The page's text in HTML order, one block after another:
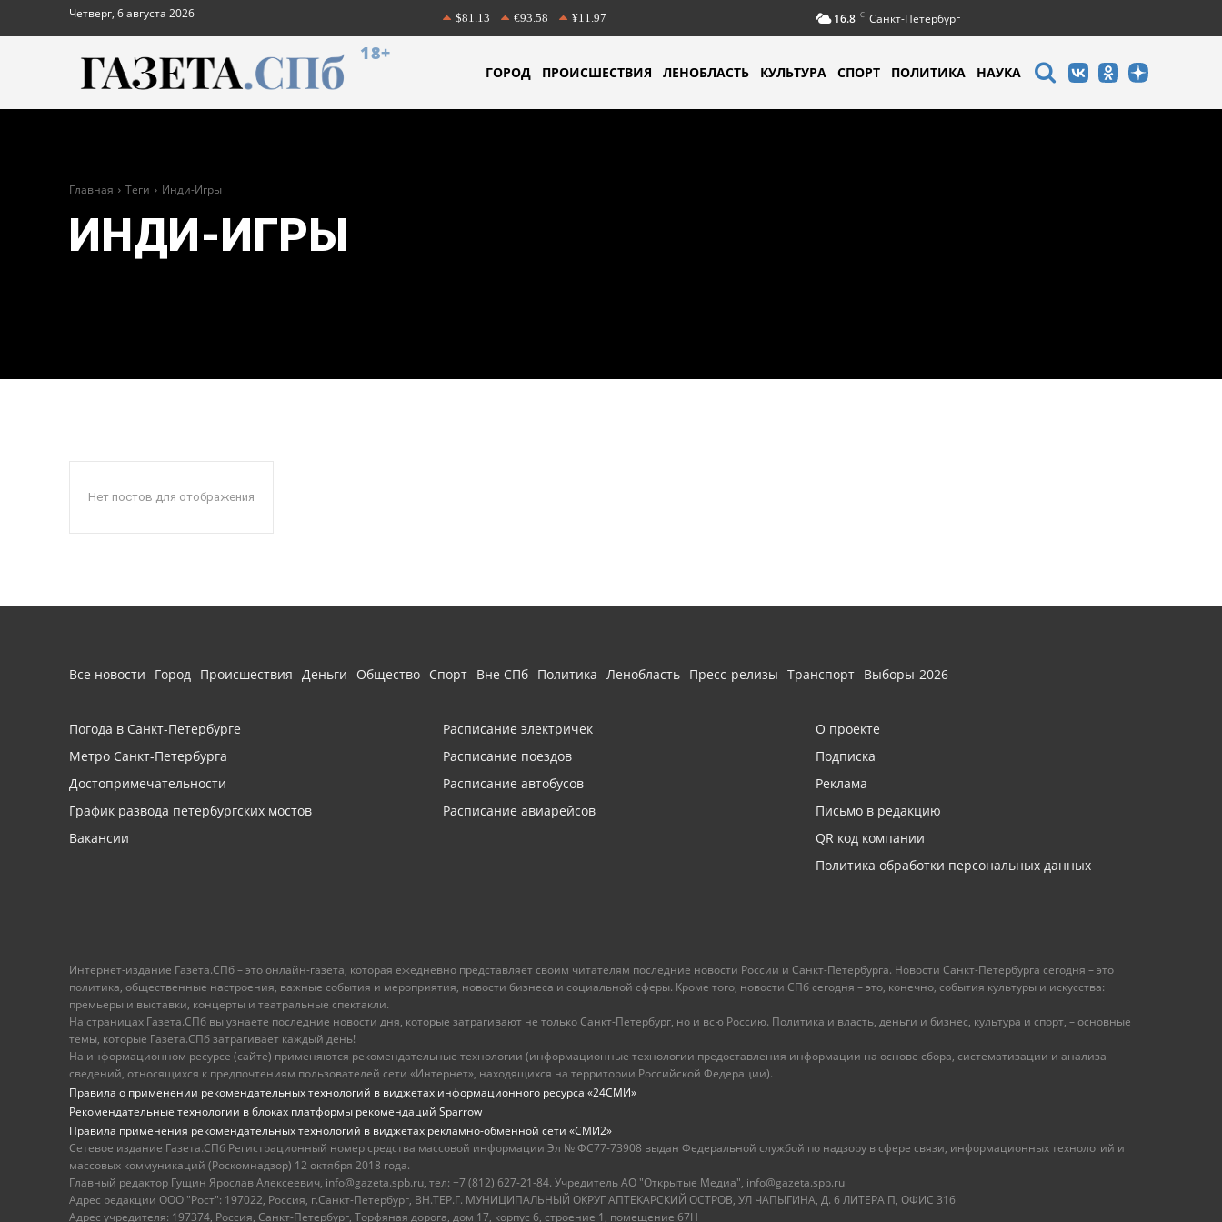
Четверг, 6 августа 2026 $81.13 €93.58 ¥11.97 16.8 C Санкт-Петербург
18+
ГОРОД ПРОИСШЕСТВИЯ ЛЕНОБЛАСТЬ КУЛЬТУРА СПОРТ ПОЛИТИКА НАУКА
Главная Теги Инди-Игры
ИНДИ-ИГРЫ
Нет постов для отображения
Все новости Город Происшествия Деньги Общество Спорт Вне СПб Политика Ленобласть Пресс-релизы Транспорт Выборы-2026
Погода в Санкт-Петербурге
Метро Санкт-Петербурга
Достопримечательности
График развода петербургских мостов
Вакансии
Расписание электричек
Расписание поездов
Расписание автобусов
Расписание авиарейсов
О проекте
Подписка
Реклама
Письмо в редакцию
QR код компании
Политика обработки персональных данных
Интернет-издание Газета.СПб – это онлайн-газета, которая ежедневно представляет своим читателям последние новости России и Санкт-Петербурга. Новости Санкт-Петербурга сегодня – это
политика, общественные настроения, важные события и мероприятия, новости бизнеса и социальной сферы. Кроме того, новости СПб сегодня – это, конечно, события культуры и искусства:
премьеры и выставки, концерты и театральные спектакли.
На страницах Газета.СПб вы узнаете последние новости дня, которые затрагивают не только Санкт-Петербург, но и всю Россию. Политика и власть, деньги и бизнес, культура и спорт, – основные
темы, которые Газета.СПб затрагивает каждый день!
На информационном ресурсе (сайте) применяются рекомендательные технологии (информационные технологии предоставления информации на основе сбора, систематизации и анализа
сведений, относящихся к предпочтениям пользователей сети «Интернет», находящихся на территории Российской Федерации).
Правила о применении рекомендательных технологий в виджетах информационного ресурса «24СМИ»
Рекомендательные технологии в блоках платформы рекомендаций Sparrow
Правила применения рекомендательных технологий в виджетах рекламно-обменной сети «СМИ2»
Сетевое издание Газета.СПб Регистрационный номер средства массовой информации Эл № ФС77-73908 выдан Федеральной службой по надзору в сфере связи, информационных технологий и
массовых коммуникаций (Роскомнадзор) 12 октября 2018 года.
Главный редактор Гущин Ярослав Алексеевич, info@gazeta.spb.ru, тел: +7 (812) 627-21-84. Учредитель АО "Открытые Медиа", info@gazeta.spb.ru
Адрес редакции ООО "Рост": 197022, Россия, г.Санкт-Петербург, ВН.ТЕР.Г. МУНИЦИПАЛЬНЫЙ ОКРУГ АПТЕКАРСКИЙ ОСТРОВ, УЛ ЧАПЫГИНА, Д. 6 ЛИТЕРА П, ОФИС 316
Адрес учредителя: 197374, Россия, Санкт-Петербург, Торфяная дорога, дом 17, корпус 6, строение 1, помещение 67Н